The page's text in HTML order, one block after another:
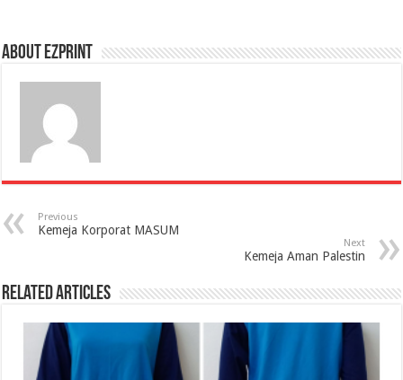
About Ezprint
Previous
Kemeja Korporat MASUM
Next
Kemeja Aman Palestin
Related Articles